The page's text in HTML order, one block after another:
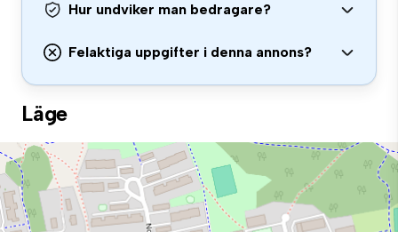
Hur undviker man bedragare?
Felaktiga uppgifter i denna annons?
Läge